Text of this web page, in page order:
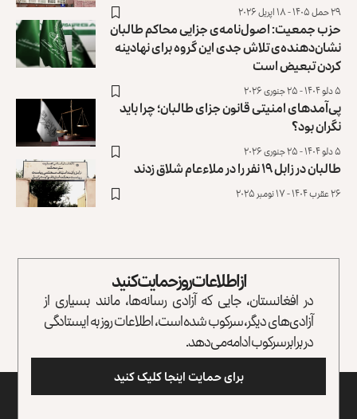
۲۹ حمل ۱۴۰۵ - ۱۸ اپریل ۲۰۲۶
حزب جمعیت: اصول‌نامه‌ی جزایی محاکم طالبان
نشان‌دهنده‌ی تلاش جدی این گروه برای نهادینه
کردن تبعیض است
۵ دلو ۱۴۰۴ - ۲۵ جنوری ۲۰۲۶
پی‌آمدهای امنیتی قانون جزای طالبان؛ چرا باید
نگران بود؟
۵ دلو ۱۴۰۴ - ۲۵ جنوری ۲۰۲۶
طالبان در زابل ۱۹ نفر را در ملاءعام شلاق زدند
۲۶ عقرب ۱۴۰۴ - ۱۷ نومبر ۲۰۲۵
از اطلاعات روز حمایت کنید
در افغانستان، جایی که آزادی رسانه‌ها، مانند بسیاری از
آزادی‌های دیگر، سرکوب شده است، اطلاعات روز به ایستادگی
در برابر سرکوب ادامه می‌دهد.
برای حمایت اینجا کلیک کنید